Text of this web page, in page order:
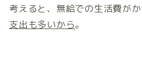
考えると、無給での生活費がか
支出も多いから。